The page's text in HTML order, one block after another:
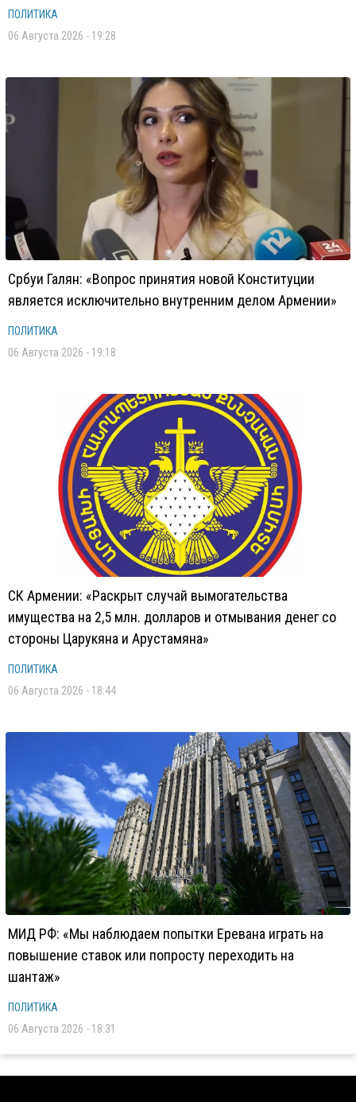
ПОЛИТИКА
06 Августа 2026 - 19:28
Србуи Галян: «Вопрос принятия новой Конституции
является исключительно внутренним делом Армении»
ПОЛИТИКА
06 Августа 2026 - 19:18
СК Армении: «Раскрыт случай вымогательства
имущества на 2,5 млн. долларов и отмывания денег со
стороны Царукяна и Арустамяна»
ПОЛИТИКА
06 Августа 2026 - 18:44
МИД РФ: «Мы наблюдаем попытки Еревана играть на
повышение ставок или попросту переходить на
шантаж»
ПОЛИТИКА
06 Августа 2026 - 18:31